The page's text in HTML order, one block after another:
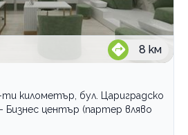
8 км
ти километър, бул. Цариградско
Бизнес център (партер вляво